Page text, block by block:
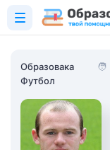
Образовака 🧑
Футбол